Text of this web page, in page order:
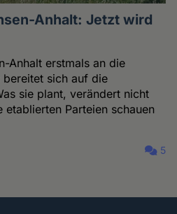
Anhalt: Jetzt wird
Anhalt erstmals an die
bereitet sich auf die
sie plant, verändert nicht
etablierten Parteien schauen
5